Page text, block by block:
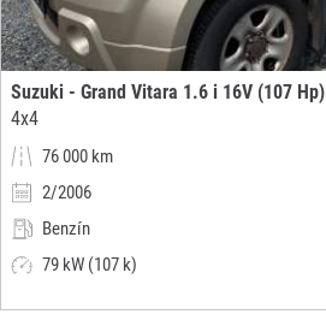
Suzuki - Grand Vitara 1.6 i 16V (107 Hp)
4x4
76 000 km
2/2006
Benzín
79 kW (107 k)